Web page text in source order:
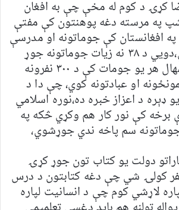
کړۍ د کوم له مخې چې به افغان
په مرسته دغه پوهنتون کې مفتې
افغانستان کې جوماتونه او مدرسې
هم جوړې کړي دي،دويي د ۳۸ نه زیات جوماتونه جوړ
کړٍي دي چې اوسمهال هر یو جومات کې د ۳۰۰ نفرونه
او عبادتونه کوي، چې دا د
ډېره د اعزاز خبره ده،نوره اسلامي
برخه کې نور کار هم وکړي څکه په
جوماتونه سم پاخه ندي جوړشوي،
دولت یو کتاب تون جوړ کړۍ
نفر کولۍ شي چې دغه کتابتون د درس
لاړشي کوم چې د انسانیت لپاره